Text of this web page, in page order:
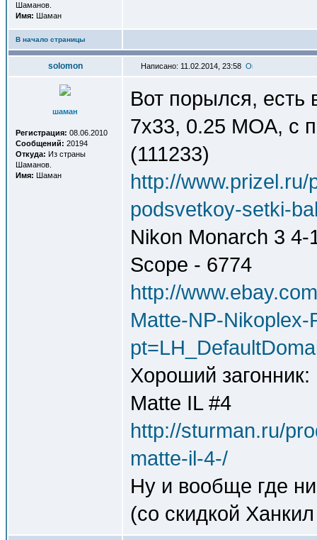
Шаманов.
Имя: Шаман
В начало страницы
solomon Написано: 11.02.2014, 23:58
шаман
Регистрация: 08.06.2010
Сообщений: 20194
Откуда: Из страны
Шаманов.
Имя: Шаман
Вот порылся, есть
7x33, 0.25 МОА, с
(111233)
http://
podsvetkoy-setki-
Nikon Monarch 3
Scope - 6774
http://
Matte-NP-
Хороший
Matte IL #4
http://sturman.ru/
matte-il-4-/
Ну и вообще где
(со скидкой